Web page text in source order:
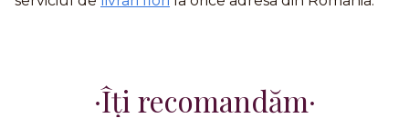
Îți recomandăm